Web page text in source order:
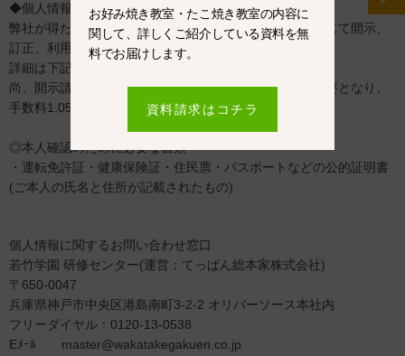
◆個人情報の開示、訂正、利用停止等について
弊社が得たお客様の個人情報は、お客様本人の求めに応じて開示、
訂正、利用停止の手続きをとらせていただきます。
詳細は下記窓口までお問い合わせください。
尚、開示請求にあたり、本人確認のため下記の書類が必要となり、
手数料1,050円(税込)と送料実費をいただきます。
◎本人確認のために必要な書類
・運転免許証・健康保険証・住民票・パスポートなどの公的証明書
(ご本人の氏名と住所が記載されたもの)
個人情報に関するお問い合わせ窓口
若竹学園 研修センター(運営：てっぱん総本家株式会社)
〒650-0047
兵庫県神戸市中央区港島南町3-2-2 オリバーソース本社内
フリーダイヤル：0120-13-0538
Eﾒｰﾙ master@wakatakegakuen.co.jp
お好み焼き教室・たこ焼き教室の内容に
関して、詳しくご紹介している資料を無
料でお届けします。
資料請求はコチラ